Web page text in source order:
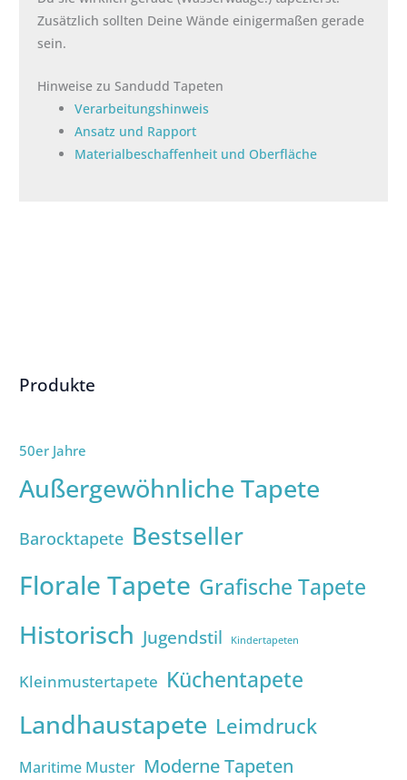
Zusätzlich sollten Deine Wände einigermaßen gerade
sein.
Hinweise zu Sandudd Tapeten
Verarbeitungshinweis
Ansatz und Rapport
Materialbeschaffenheit und Oberfläche
Produkte
50er Jahre
Außergewöhnliche Tapete
Barocktapete Bestseller
Florale Tapete Grafische Tapete
Historisch Jugendstil Kindertapeten
Kleinmustertapete Küchentapete
Landhaustapete Leimdruck
Maritime Muster Moderne Tapeten